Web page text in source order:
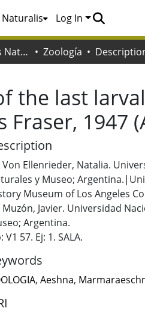
Naturalis Log In
Facultad de Ciencias Naturales y Museo Zoología
the last
1947
Von Ellenrieder, Natalia.
y Museo;
Museum of Los Angeles
Muzón, Javier. Universidad
Argentina.
V1 57. Ej: 1. SALA.
, Aeshna,